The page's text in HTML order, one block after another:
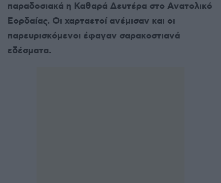
παραδοσιακά η Καθαρά Δευτέρα στο Ανατολικό
Εορδαίας. Οι χαρταετοί ανέμισαν και οι
παρευρισκόμενοι έφαγαν σαρακοστιανά
εδέσματα.